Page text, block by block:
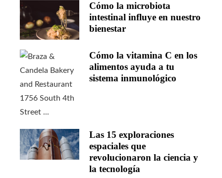
Cómo la microbiota
intestinal influye en nuestro
bienestar
Cómo la vitamina C en los
alimentos ayuda a tu
sistema inmunológico
Las 15 exploraciones
espaciales que
revolucionaron la ciencia y
la tecnología